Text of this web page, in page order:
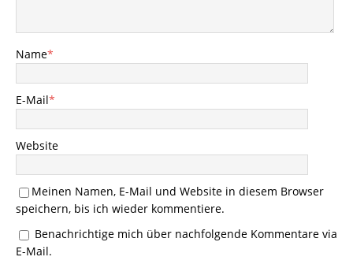
Name*
E-Mail*
Website
Meinen Namen, E-Mail und Website in diesem Browser
speichern, bis ich wieder kommentiere.
Benachrichtige mich über nachfolgende Kommentare via
E-Mail.